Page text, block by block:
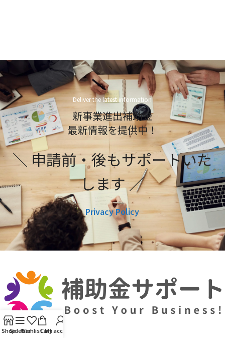
Deliver the latest information
新事業進出補助金
最新情報を提供中！
＼ 申請前・後もサポートいた
します ／
Privacy Policy
ShopSidebarWishlistCart
My account